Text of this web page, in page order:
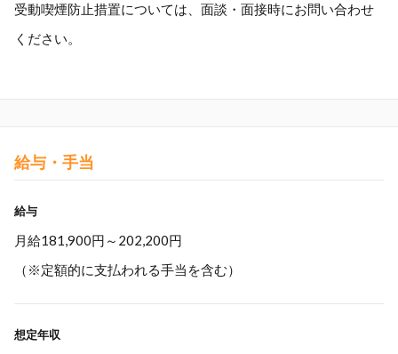
受動喫煙防止措置については、面談・面接時にお問い合わせ
ください。
給与・手当
給与
月給181,900円～202,200円
（※定額的に支払われる手当を含む）
想定年収